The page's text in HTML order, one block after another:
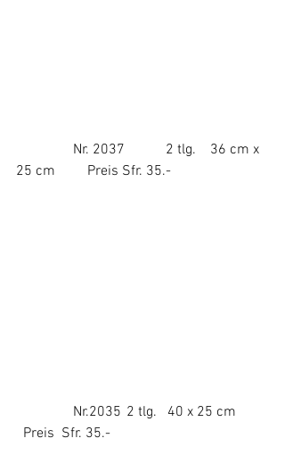
25 cm	Preis Sfr. 35.-
  Preis  Sfr. 35.-